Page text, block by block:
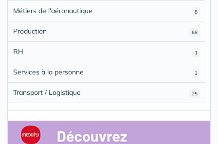
8
Métiers de l'aéronautique
68
Production
1
RH
3
Services à la personne
25
Transport / Logistique